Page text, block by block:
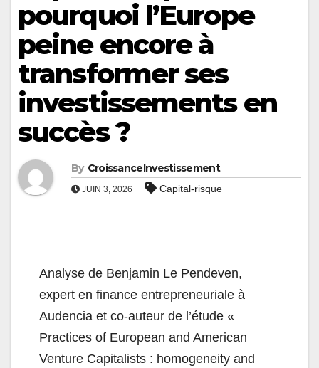
pourquoi l’Europe
peine encore à
transformer ses
investissements en
succès ?
By CroissanceInvestissement
JUIN 3, 2026 Capital-risque
Analyse de Benjamin Le Pendeven,
expert en finance entrepreneuriale à
Audencia et co-auteur de l’étude «
Practices of European and American
Venture Capitalists : homogeneity and